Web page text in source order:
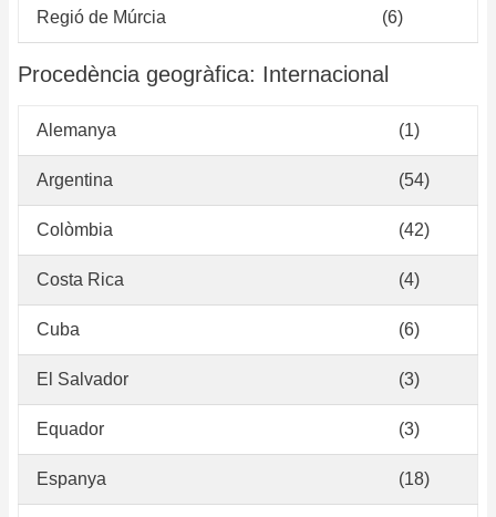
Regió de Múrcia (6)
Procedència geogràfica: Internacional
Alemanya (1)
Argentina (54)
Colòmbia (42)
Costa Rica (4)
Cuba (6)
El Salvador (3)
Equador (3)
Espanya (18)